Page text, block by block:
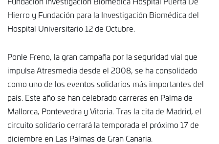
Hierro y Fundación para la Investigación Biomédica del
Hospital Universitario 12 de Octubre.
Ponle Freno, la gran campaña por la seguridad vial que
impulsa Atresmedia desde el 2008, se ha consolidado
como uno de los eventos solidarios más importantes del
país. Este año se han celebrado carreras en Palma de
Mallorca, Pontevedra y Vitoria. Tras la cita de Madrid, el
circuito solidario cerrará la temporada el próximo 17 de
diciembre en Las Palmas de Gran Canaria.